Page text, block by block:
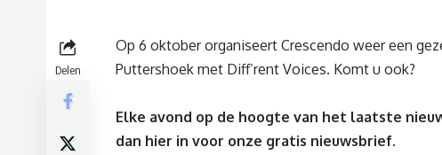
Delen
Op 6 oktober organiseert Crescendo weer een
Puttershoek met Diff’rent Voices. Komt u ook?
Elke avond op de hoogte van het laatste
dan hier in voor onze gratis nieuwsbrief.